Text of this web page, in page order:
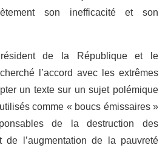
son inefficacité et son
de la République et le
l’accord avec les extrêmes
un texte sur un sujet polémique
comme « boucs émissaires »
de la destruction des
de l’augmentation de la pauvreté